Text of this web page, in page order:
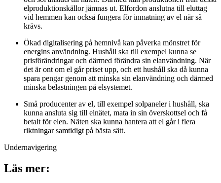
elproduktionskällor jämnas ut. Elfordon anslutna till eluttag
vid hemmen kan också fungera för inmatning av el när så
krävs.
Ökad digitalisering på hemnivå kan påverka mönstret för
energins användning. Hushåll ska till exempel kunna se
prisförändringar och därmed förändra sin elanvändning. När
det är ont om el går priset upp, och ett hushåll ska då kunna
spara pengar genom att minska sin elanvändning och därmed
minska belastningen på elsystemet.
Små producenter av el, till exempel solpaneler i hushåll, ska
kunna ansluta sig till elnätet, mata in sin överskottsel och få
betalt för elen. Näten ska kunna hantera att el går i flera
riktningar samtidigt på bästa sätt.
Undernavigering
Läs mer: